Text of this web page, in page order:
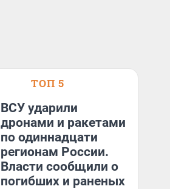
ТОП 5
ВСУ ударили
дронами и ракетами
по одиннадцати
регионам России.
Власти сообщили о
погибших и раненых